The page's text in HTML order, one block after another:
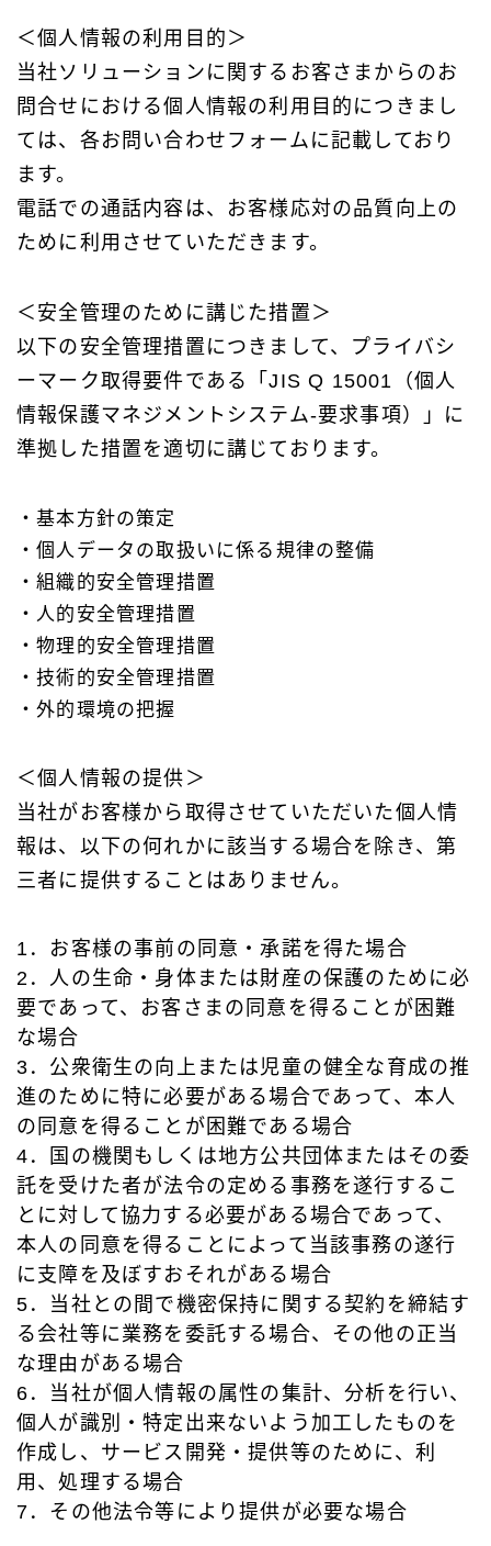
＜個人情報の利用目的＞
当社ソリューションに関するお客さまからのお
問合せにおける個人情報の利用目的につきまし
ては、各お問い合わせフォームに記載しており
ます。
電話での通話内容は、お客様応対の品質向上の
ために利用させていただきます。
＜安全管理のために講じた措置＞
以下の安全管理措置につきまして、プライバシ
ーマーク取得要件である「JIS Q 15001（個人
情報保護マネジメントシステム-要求事項）」に
準拠した措置を適切に講じております。
・基本方針の策定
・個人データの取扱いに係る規律の整備
・組織的安全管理措置
・人的安全管理措置
・物理的安全管理措置
・技術的安全管理措置
・外的環境の把握
＜個人情報の提供＞
当社がお客様から取得させていただいた個人情
報は、以下の何れかに該当する場合を除き、第
三者に提供することはありません。
1．お客様の事前の同意・承諾を得た場合
2．人の生命・身体または財産の保護のために必
要であって、お客さまの同意を得ることが困難
な場合
3．公衆衛生の向上または児童の健全な育成の推
進のために特に必要がある場合であって、本人
の同意を得ることが困難である場合
4．国の機関もしくは地方公共団体またはその委
託を受けた者が法令の定める事務を遂行するこ
とに対して協力する必要がある場合であって、
本人の同意を得ることによって当該事務の遂行
に支障を及ぼすおそれがある場合
5．当社との間で機密保持に関する契約を締結す
る会社等に業務を委託する場合、その他の正当
な理由がある場合
6．当社が個人情報の属性の集計、分析を行い、
個人が識別・特定出来ないよう加工したものを
作成し、サービス開発・提供等のために、利
用、処理する場合
7．その他法令等により提供が必要な場合